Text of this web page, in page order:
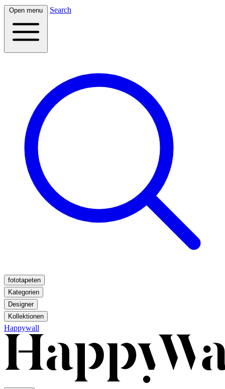
Open menu Search
fototapeten
Kategorien
Designer
Kollektionen
Happywall